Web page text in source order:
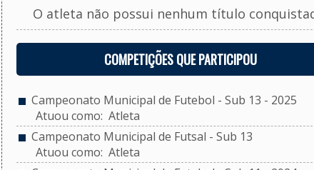
O atleta não possui nenhum título
COMPETIÇÕES QUE PARTICIPOU
Campeonato Municipal de Futebol - Sub 13 - 2025
Atuou como: Atleta
Campeonato Municipal de Futsal - Sub 13
Atuou como: Atleta